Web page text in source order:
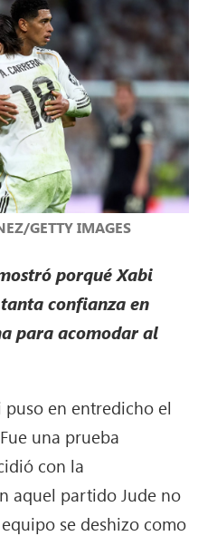
GETTY IMAGES
porqué Xabi
confianza en
para acomodar al
en entredicho el
una prueba
con la
aquel partido Jude no
se deshizo como